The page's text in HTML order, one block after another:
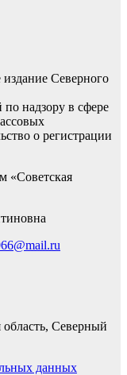
издание Северного
надзору в сфере
о регистрации
«Советская
Северный
данных